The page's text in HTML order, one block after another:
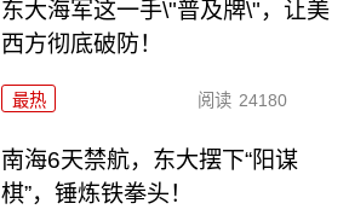
东大海军这一手\"普及牌\"，让美
西方彻底破防！
最热 阅读 24180
南海6天禁航，东大摆下“阳谋
棋”，锤炼铁拳头！